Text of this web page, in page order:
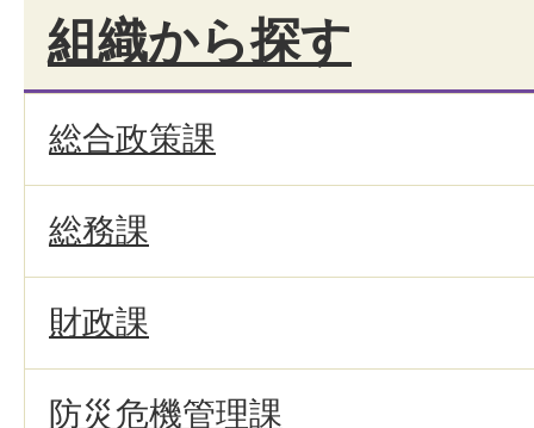
組織から探す
総合政策課
総務課
財政課
防災危機管理課